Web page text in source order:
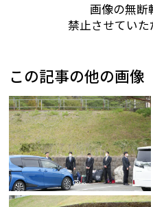
画像の無断
禁止させていた
この記事の他の画像